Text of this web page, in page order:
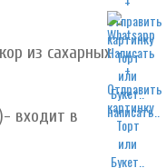
написать..
из сахарных
входит в